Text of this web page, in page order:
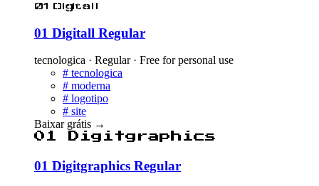
01 Digitall
01 Digitall Regular
tecnologica · Regular · Free for personal use
# tecnologica
# moderna
# logotipo
# site
Baixar grátis →
01 Digitgraphics
01 Digitgraphics Regular